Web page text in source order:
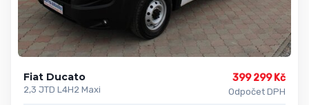
Fiat Ducato
2,3 JTD L4H2 Maxi
399 299 Kč
Odpočet DPH